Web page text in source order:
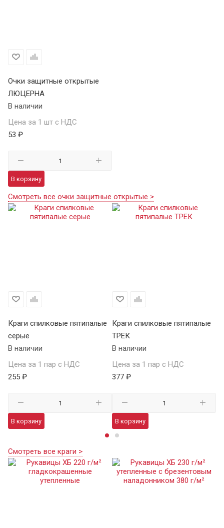
Очки защитные открытые
ЛЮЦЕРНА
В наличии
Цена за 1 шт с НДС
53 ₽
В корзину
Смотреть все очки защитные открытые >
Краги спилковые пятипалые
серые
В наличии
Цена за 1 пар с НДС
255 ₽
В корзину
Краги спилковые пятипалые
ТРЕК
В наличии
Цена за 1 пар с НДС
377 ₽
В корзину
Смотреть все краги >